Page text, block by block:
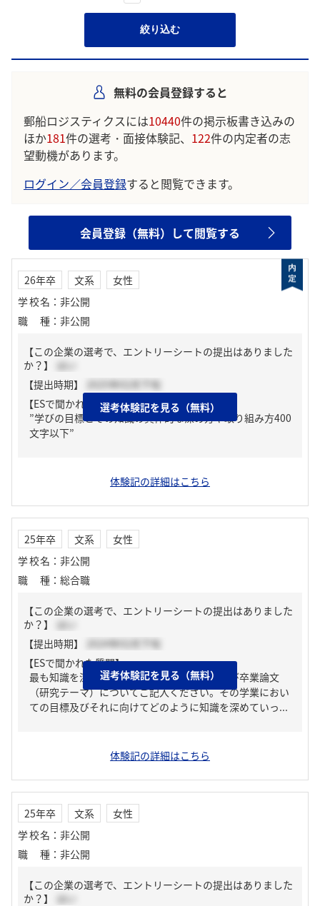
絞り込む
無料の会員登録すると
郵船ロジスティクスには10440件の掲示板書き込みの
ほか181件の選考・面接体験記、 122件の内定者の志
望動機があります。
ログイン／会員登録すると閲覧できます。
会員登録（無料）して閲覧する
26年卒 文系
女性
学校名 ： 非公開
職種 ： 非公開
【この企業の選考で、エントリーシートの提出はありました
か？】
はい
【提出時期】
2025年02月下旬
【ESで聞かれた質問】
”学びの目標とその知識の具体的な深め方や取り組み方400
文字以下”
体験記の詳細はこちら
選考体験記を見る（無料）
25年卒 文系
女性
学校名 ： 非公開
職種 ： 総合職
【この企業の選考で、エントリーシートの提出はありました
か？】
はい
【提出時期】
2024年02月下旬
【ESで聞かれた質問】
最も知識を深めた学業における科目、ゼミ及び卒業論文
（研究テーマ）についてご記入ください。その学業におい
ての目標及びそれに向けてどのように知識を深めていっ...
体験記の詳細はこちら
選考体験記を見る（無料）
25年卒 文系
女性
学校名 ： 非公開
職種 ： 非公開
【この企業の選考で、エントリーシートの提出はありました
か？】
はい